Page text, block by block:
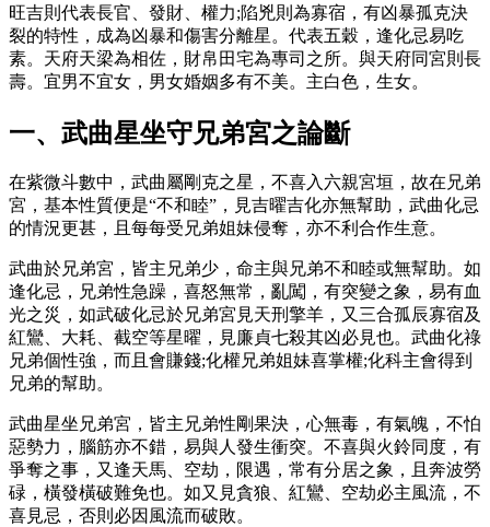
旺吉則代表長官、發財、權力;陷兇則為寡宿，有凶暴孤克決
裂的特性，成為凶暴和傷害分離星。代表五穀，逢化忌易吃
素。天府天梁為相佐，財帛田宅為專司之所。與天府同宮則長
壽。宜男不宜女，男女婚姻多有不美。主白色，生女。
一、武曲星坐守兄弟宮之論斷
在紫微斗數中，武曲屬剛克之星，不喜入六親宮垣，故在兄弟
宮，基本性質便是“不和睦”，見吉曜吉化亦無幫助，武曲化忌
的情況更甚，且每每受兄弟姐妹侵奪，亦不利合作生意。
武曲於兄弟宮，皆主兄弟少，命主與兄弟不和睦或無幫助。如
逢化忌，兄弟性急躁，喜怒無常，亂闖，有突變之象，易有血
光之災，如武破化忌於兄弟宮見天刑擎羊，又三合孤辰寡宿及
紅鸞、大耗、截空等星曜，見廉貞七殺其凶必見也。武曲化祿
兄弟個性強，而且會賺錢;化權兄弟姐妹喜掌權;化科主會得到
兄弟的幫助。
武曲星坐兄弟宮，皆主兄弟性剛果決，心無毒，有氣魄，不怕
惡勢力，腦筋亦不錯，易與人發生衝突。不喜與火鈴同度，有
爭奪之事，又逢天馬、空劫，限遇，常有分居之象，且奔波勞
碌，橫發橫破難免也。如又見貪狼、紅鸞、空劫必主風流，不
喜見忌，否則必因風流而破敗。